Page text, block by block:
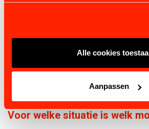
Alle cookies
Aanpassen
Veel paarden reageren zichtbaar
— lagere nekhals, rustiger ademhaling.
gespannen of prikkelgevoelige
gebruiksprotocollen voldoende voor
spierconditie en souplesse.
Voor welke situatie is welk